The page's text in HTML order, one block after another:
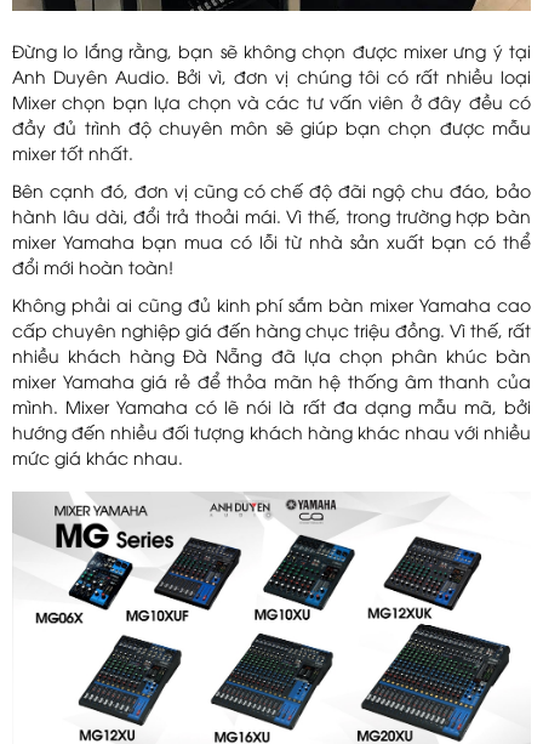
Đừng lo lắng rằng, bạn sẽ không chọn được mixer ưng ý tại
Anh Duyên Audio. Bởi vì, đơn vị chúng tôi có rất nhiều loại
Mixer chọn bạn lựa chọn và các tư vấn viên ở đây đều có
đầy đủ trình độ chuyên môn sẽ giúp bạn chọn được mẫu
mixer tốt nhất.
Bên cạnh đó, đơn vị cũng có chế độ đãi ngộ chu đáo, bảo
hành lâu dài, đổi trả thoải mái. Vì thế, trong trường hợp bàn
mixer Yamaha bạn mua có lỗi từ nhà sản xuất bạn có thể
đổi mới hoàn toàn!
Không phải ai cũng đủ kinh phí sắm bàn mixer Yamaha cao
cấp chuyên nghiệp giá đến hàng chục triệu đồng. Vì thế, rất
nhiều khách hàng Đà Nẵng đã lựa chọn phân khúc bàn
mixer Yamaha giá rẻ để thỏa mãn hệ thống âm thanh của
mình. Mixer Yamaha có lẽ nói là rất đa dạng mẫu mã, bởi
hướng đến nhiều đối tượng khách hàng khác nhau với nhiều
mức giá khác nhau.